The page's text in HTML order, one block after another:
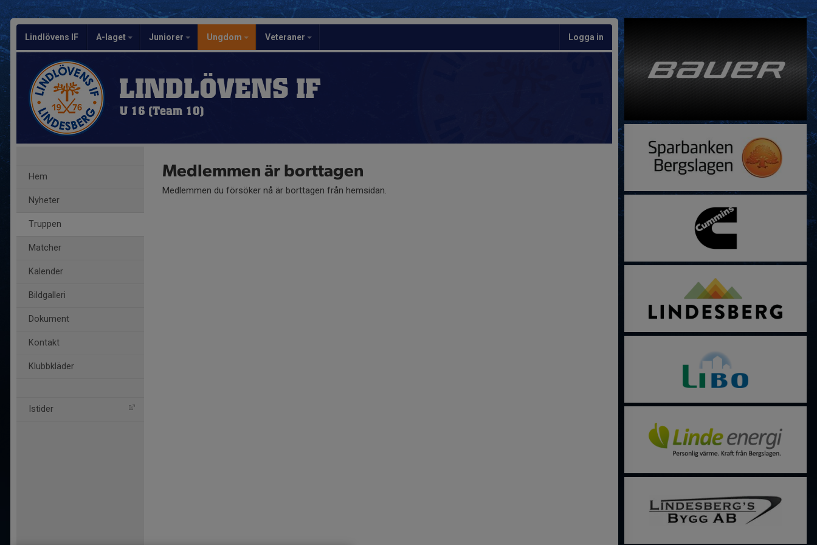
Lindlövens IF A-laget Juniorer Ungdom Veteraner Logga in
LINDLÖVENS IF
U 16 (Team 10)
Hem
Nyheter
Truppen
Matcher
Kalender
Bildgalleri
Dokument
Kontakt
Klubbkläder
Istider
Medlemmen är borttagen
Medlemmen du försöker nå är borttagen från hemsidan.